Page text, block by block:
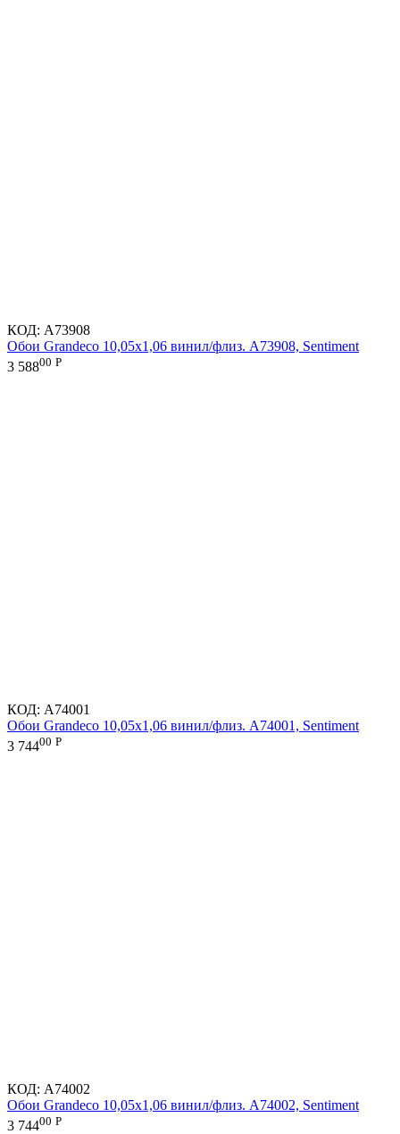
КОД: A73908
Обои Grandeco 10,05х1,06 винил/флиз. A73908, Sentiment
3 58800 Р
КОД: A74001
Обои Grandeco 10,05х1,06 винил/флиз. A74001, Sentiment
3 74400 Р
КОД: A74002
Обои Grandeco 10,05х1,06 винил/флиз. A74002, Sentiment
3 74400 Р